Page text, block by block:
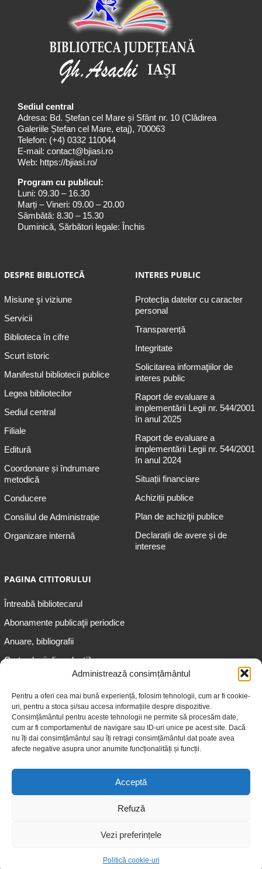
Administrează consimțământul
Pentru a oferi cea mai bună experiență, folosim tehnologii, cum ar fi cookie-
uri, pentru a stoca și/sau accesa informațiile despre dispozitive.
Consimțământul pentru aceste tehnologii ne permite să procesăm date,
cum ar fi comportamentul de navigare sau ID-uri unice pe acest site. Dacă
nu îți dai consimțământul sau îți retragi consimțământul dat poate avea
afecte negative asupra unor anumite funcționalități și funcții.
Acceptă
Refuză
Vezi preferințele
Politică cookie-uri
Sediul central
Adresa: Bd. Ștefan cel Mare și Sfânt nr. 10 (Clădirea
Galeriile Ștefan cel Mare, etaj), 700063
Telefon: (+4) 0332 110044
E-mail: contact@bjiasi.ro
Web: https://bjiasi.ro/
Program cu publicul:
Luni: 09.30 – 16.30
Marți – Vineri: 09.00 – 20.00
Sâmbătă: 8.30 – 15.30
Duminică, Sărbători legale: Închis
DESPRE BIBLIOTECĂ
Misiune şi viziune
Servicii
Biblioteca în cifre
Scurt istoric
Manifestul bibliotecii publice
Legea bibliotecilor
Sediul central
Filiale
Editură
Coordonare și îndrumare
metodică
Conducere
Consiliul de Administrație
Organizare internă
INTERES PUBLIC
Protecția datelor cu caracter
personal
Transparență
Integritate
Solicitarea informaţiilor de
interes public
Raport de evaluare a
implementării Legii nr. 544/2001
în anul 2025
Raport de evaluare a
implementării Legii nr. 544/2001
în anul 2024
Situații financiare
Achiziții publice
Plan de achiziţii publice
Declarații de avere și de
interese
PAGINA CITITORULUI
Întreabă bibliotecarul
Abonamente publicaţii periodice
Anuare, bibliografii
Cartea lunii din colecțiile
Informații pentru adolescenți
Informații pentru adulți
Informații pentru seniori
© 2026 Biblioteca Judeţeană „Gheorghe Asachi” Iaşi